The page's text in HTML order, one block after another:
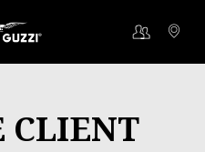
au contenu principal
CLIENT